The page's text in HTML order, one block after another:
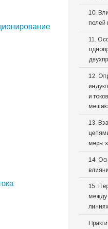
10.
полей
11.
12.
и
13.
меры
14.
15.
между
линиях